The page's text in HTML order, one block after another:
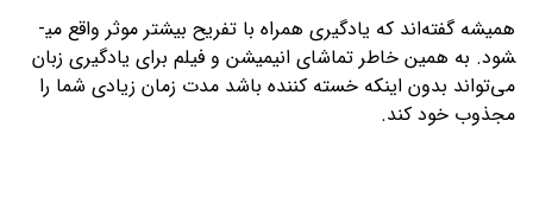
همیشه گفته‌اند که یادگیری همراه با تفریح بیشتر موثر واقع می­
شود. به همین خاطر تماشای انیمیشن و فیلم برای یادگیری زبان
می‌تواند بدون اینکه خسته کننده باشد مدت زمان زیادی شما را
مجذوب خود کند.